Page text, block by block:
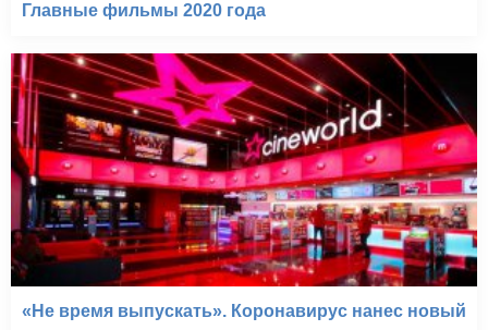
Главные фильмы 2020 года
«Не время выпускать». Коронавирус нанес новый